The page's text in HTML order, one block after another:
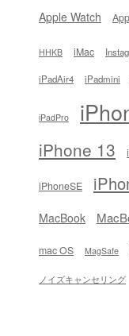
Apple Watch
HHKB iMac
iPadAir4 iPadmini
iPadPro
iPhone 13
iPhoneSE
MacBook
mac OS MagSafe
ノイズキャンセリング